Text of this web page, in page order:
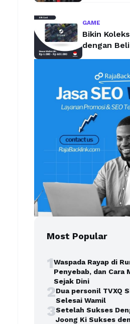
GAME
Bikin
dengan
Most Popular
1Waspada Rayap di
Penyebab, dan Cara
Sejak Dini
2Dua personil TVXQ
Selesai Wamil
3Setelah Sukses
Joong Ki Sukses